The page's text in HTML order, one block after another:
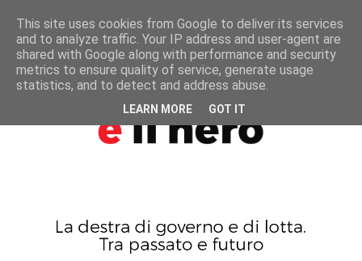
This site uses cookies from Google to deliver its services
and to analyze traffic. Your IP address and user-agent are
shared with Google along with performance and security
metrics to ensure quality of service, generate usage
statistics, and to detect and address abuse.
LEARN MORE GOT IT